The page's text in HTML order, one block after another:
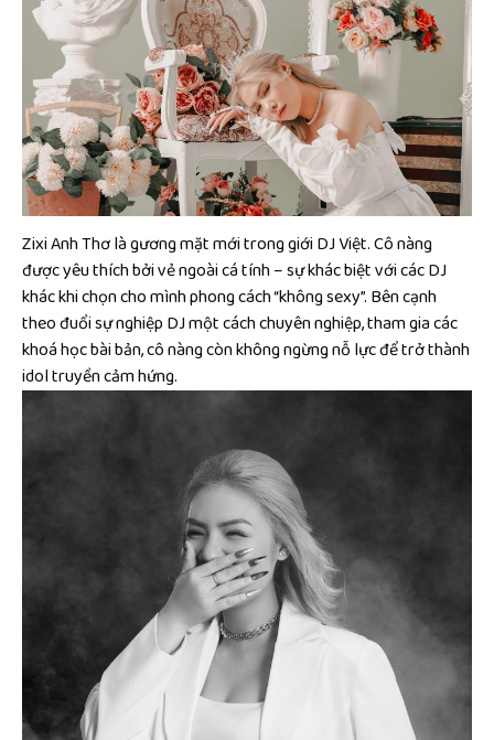
Zixi Anh Thơ là gương mặt mới trong giới DJ Việt. Cô nàng
được yêu thích bởi vẻ ngoài cá tính – sự khác biệt với các DJ
khác khi chọn cho mình phong cách “không sexy”. Bên cạnh
theo đuổi sự nghiệp DJ một cách chuyên nghiệp, tham gia các
khoá học bài bản, cô nàng còn không ngừng nỗ lực để trở thành
idol truyền cảm hứng.